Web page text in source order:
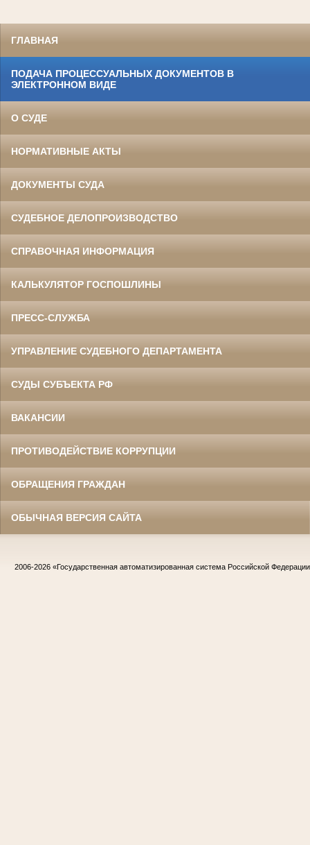
ГЛАВНАЯ
ПОДАЧА ПРОЦЕССУАЛЬНЫХ ДОКУМЕНТОВ В
ЭЛЕКТРОННОМ ВИДЕ
О СУДЕ
НОРМАТИВНЫЕ АКТЫ
ДОКУМЕНТЫ СУДА
СУДЕБНОЕ ДЕЛОПРОИЗВОДСТВО
СПРАВОЧНАЯ ИНФОРМАЦИЯ
КАЛЬКУЛЯТОР ГОСПОШЛИНЫ
ПРЕСС-СЛУЖБА
УПРАВЛЕНИЕ СУДЕБНОГО ДЕПАРТАМЕНТА
СУДЫ СУБЪЕКТА РФ
ВАКАНСИИ
ПРОТИВОДЕЙСТВИЕ КОРРУПЦИИ
ОБРАЩЕНИЯ ГРАЖДАН
ОБЫЧНАЯ ВЕРСИЯ САЙТА
2006-2026 «Государственная автоматизированная система Российской